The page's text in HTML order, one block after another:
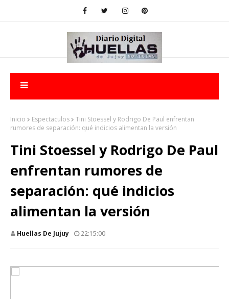
Inicio Espectaculos
Tini Stoessel y Rodrigo De Paul enfrentan
rumores de separación: qué indicios alimentan la versión
Tini Stoessel y Rodrigo De Paul
enfrentan rumores de
separación: qué indicios
alimentan la versión
Huellas De Jujuy 22:15:00